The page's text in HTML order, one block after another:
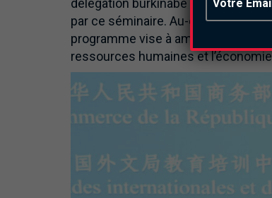
délégation burkinabé ont tous
par ce séminaire. Au-delà de
programme vise à améliorer la
ressources humaines et